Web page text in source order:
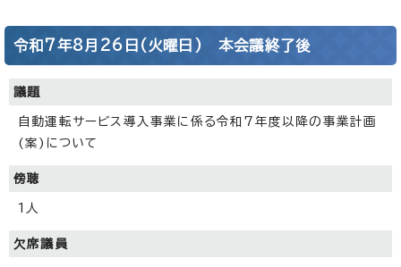
令和7年8月26日(火曜日) 本会議終了後
議題
自動運転サービス導入事業に係る令和7年度以降の事業計画
(案)について
傍聴
1人
欠席議員